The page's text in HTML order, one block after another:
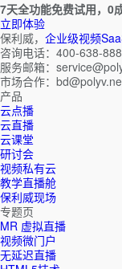
7天全功能免费试用，0
立即体验
保利威， 企业级视频
咨询电话：400-638-
服务邮箱：
市场合作：
产品
云点播
云直播
云课堂
研讨会
视频私有云
教学直播舱
保利威现场
专题页
MR 虚拟直播
视频微门户
无延迟直播